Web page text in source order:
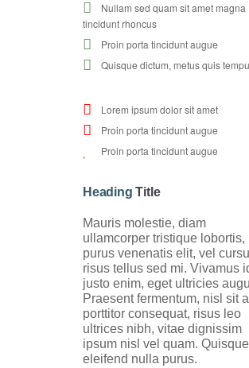
Nullam sed quam sit amet magna
tincidunt rhoncus
Proin porta tincidunt augue
Quisque dictum, metus quis
Lorem ipsum dolor sit amet
Proin porta tincidunt augue
Proin porta tincidunt augue
Heading Title
Mauris molestie, diam
ullamcorper tristique lobortis,
purus venenatis elit, vel
risus tellus sed mi. Vivamus
justo enim, eget ultricies
Praesent fermentum, nisl sit
porttitor consequat, risus leo
ultrices nibh, vitae dignissim
ipsum nisl vel quam. Quisque
eleifend nulla purus.